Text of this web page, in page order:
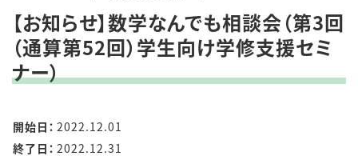
【お知らせ】数学なんでも相談会（第3回
（通算第52回）学生向け学修支援セミ
ナー）
開始日： 2022.12.01
終了日： 2022.12.31